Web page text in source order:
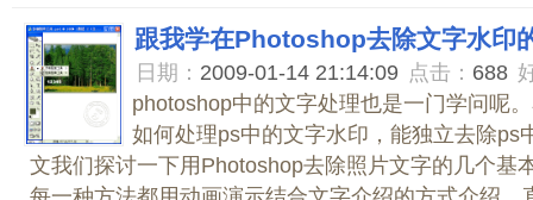
跟我学在Photoshop去除文字水印
日期： 2009-01-14 21:14:09 点击： 688
photoshop中的文字处理也是一门学问呢
如何处理ps中的文字水印，能独立去除ps
文我们探讨一下用Photoshop去除照片文字的几